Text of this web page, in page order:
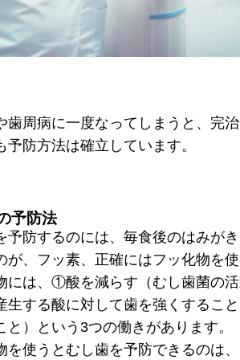
歯周病に一度なってしまうと、完
予防方法は確立しています。
予防法
予防するのには、毎食後のはみが
が、フッ素、正確にはフッ化物を使
には、①酸を減らす（むし歯菌の
生する酸に対して歯を強くするこ
と）という3つの働きがあります。
を使うとむし歯を予防できるのは